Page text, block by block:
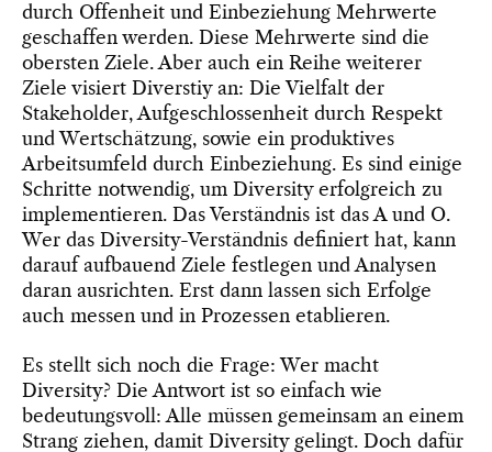
durch Offenheit und Einbeziehung Mehrwerte
geschaffen werden. Diese Mehrwerte sind die
obersten Ziele. Aber auch ein Reihe weiterer
Ziele visiert Diverstiy an: Die Vielfalt der
Stakeholder, Aufgeschlossenheit durch Respekt
und Wertschätzung, sowie ein produktives
Arbeitsumfeld durch Einbeziehung. Es sind einige
Schritte notwendig, um Diversity erfolgreich zu
implementieren. Das Verständnis ist das A und O.
Wer das Diversity-Verständnis definiert hat, kann
darauf aufbauend Ziele festlegen und Analysen
daran ausrichten. Erst dann lassen sich Erfolge
auch messen und in Prozessen etablieren.
Es stellt sich noch die Frage: Wer macht
Diversity? Die Antwort ist so einfach wie
bedeutungsvoll: Alle müssen gemeinsam an einem
Strang ziehen, damit Diversity gelingt. Doch dafür